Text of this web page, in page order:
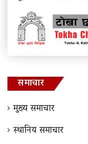
समाचार
मुख्य समाचार
स्थानिय समाचार